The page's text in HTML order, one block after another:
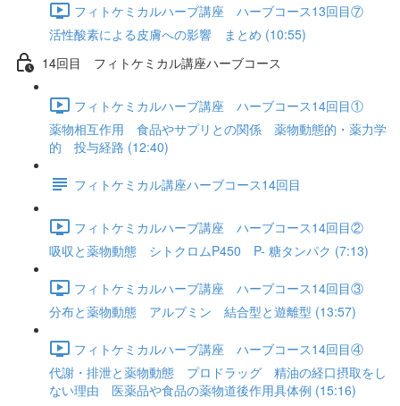
フィトケミカルハーブ講座 ハーブコース13回目⑦
活性酸素による皮膚への影響 まとめ (10:55)
14回目 フィトケミカル講座ハーブコース
フィトケミカルハーブ講座 ハーブコース14回目①
薬物相互作用 食品やサプリとの関係 薬物動態的・薬力学
的 投与経路 (12:40)
フィトケミカル講座ハーブコース14回目
フィトケミカルハーブ講座 ハーブコース14回目②
吸収と薬物動態 シトクロムP450 P- 糖タンパク (7:13)
フィトケミカルハーブ講座 ハーブコース14回目③
分布と薬物動態 アルブミン 結合型と遊離型 (13:57)
フィトケミカルハーブ講座 ハーブコース14回目④
代謝・排泄と薬物動態 プロドラッグ 精油の経口摂取をし
ない理由 医薬品や食品の薬物道後作用具体例 (15:16)